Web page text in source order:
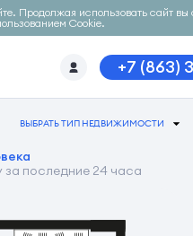
Продолжая использовать сайт вы
Cookie.
+7 (863)
ВЫБРАТЬ ТИП НЕДВИЖИМОСТИ
за последние 24 часа